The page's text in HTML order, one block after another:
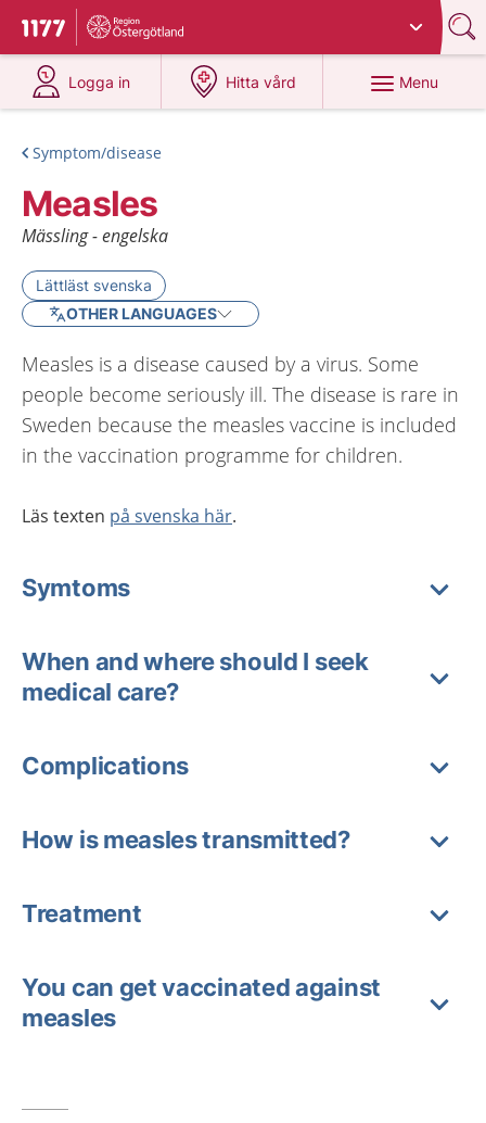
To start page for 1177
Du har valt region
Logga in
at 1177.se
Hitta vård
at 1177.se
Menu
Symptom/disease
Measles
Mässling - engelska
Lättläst svenska
OTHER LANGUAGES
Measles is a disease caused by a virus. Some
people become seriously ill. The disease is rare in
Sweden because the measles vaccine is included
in the vaccination programme for children.
Läs texten på svenska här.
Symtoms
When and where should I seek
medical care?
Complications
How is measles transmitted?
Treatment
You can get vaccinated against
measles